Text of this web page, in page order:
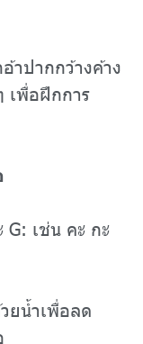
าปากกว้างค้าง
เพื่อฝึกการ
เช่น คะ กะ
ยน้ำเพื่อลด